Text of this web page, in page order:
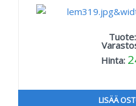
Tuote:
Hinta:
LISÄÄ